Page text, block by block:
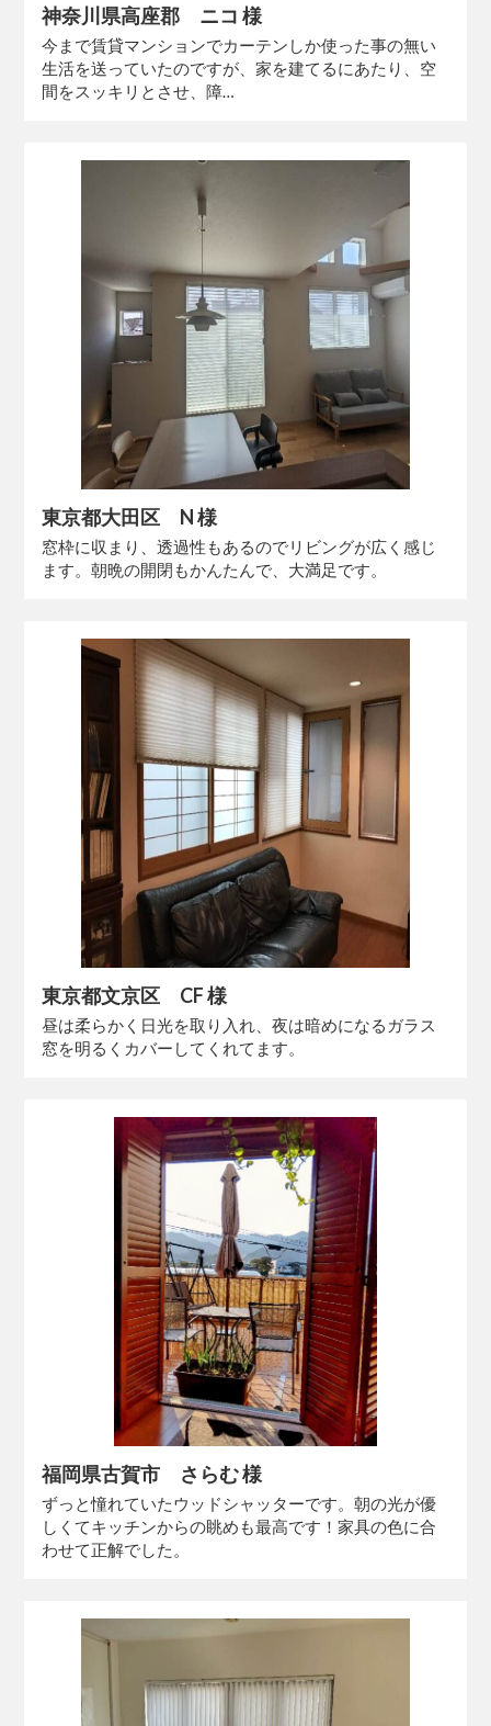
神奈川県高座郡 ニコ 様
今まで賃貸マンションでカーテンしか使った事の無い
生活を送っていたのですが、家を建てるにあたり、空
間をスッキリとさせ、障…
東京都大田区 N 様
窓枠に収まり、透過性もあるのでリビングが広く感じ
ます。朝晩の開閉もかんたんで、大満足です。
東京都文京区 CF 様
昼は柔らかく日光を取り入れ、夜は暗めになるガラス
窓を明るくカバーしてくれてます。
福岡県古賀市 さらむ 様
ずっと憧れていたウッドシャッターです。朝の光が優
しくてキッチンからの眺めも最高です！家具の色に合
わせて正解でした。